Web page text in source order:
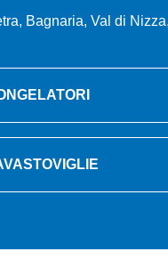
Bagnaria, Val di